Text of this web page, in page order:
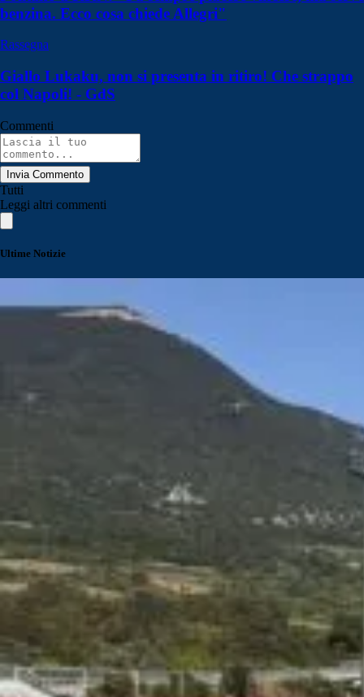
benzina. Ecco cosa chiede Allegri"
Rassegna
Giallo Lukaku, non si presenta in ritiro! Che strappo
col Napoli! - GdS
Commenti
Invia Commento
Tutti
Leggi altri commenti
Ultime Notizie